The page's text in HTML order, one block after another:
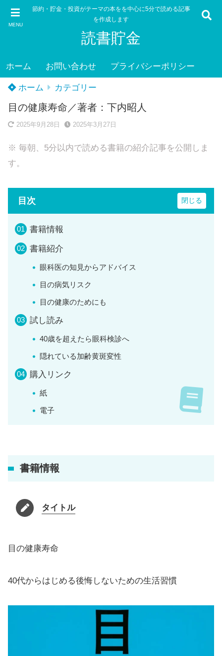
MENU
節約・貯金・投資がテーマの本をを中心に5分で読める記事
を作成します
読書貯金
ホーム お問い合わせ プライバシーポリシー
ホーム カテゴリー
目の健康寿命／著者：下内昭人
2025年9月28日 2025年3月27日
※ 毎朝、5分以内で読める書籍の紹介記事を公開しま
す。
目次
書籍情報
書籍紹介
眼科医の知見からアドバイス
目の病気リスク
目の健康のためにも
試し読み
40歳を超えたら眼科検診へ
隠れている加齢黄斑変性
購入リンク
紙
電子
書籍情報
タイトル
目の健康寿命
40代からはじめる後悔しないための生活習慣